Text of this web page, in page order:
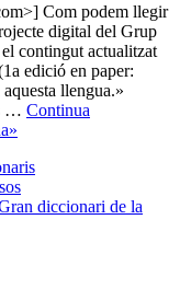
Com podem llegir
digital del Grup
contingut actualitzat
edició en paper:
llengua.»
… Continua
diccionari de la